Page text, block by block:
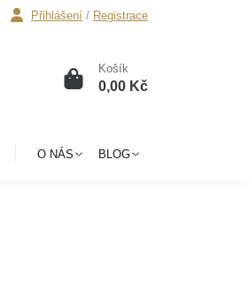
Přihlášení / Registrace
0 Košík
0,00 Kč
O NÁS BLOG